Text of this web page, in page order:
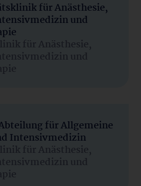
für Anästhesie,
und
für Anästhesie,
und
für Allgemeine
Intensivmedizin
für Anästhesie,
und